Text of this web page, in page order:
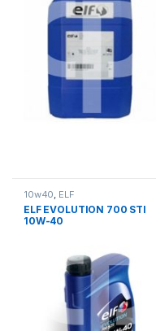
10w40, ELF
ELF EVOLUTION 700 STI
10W-40